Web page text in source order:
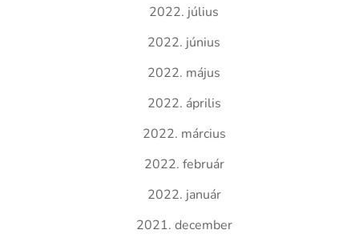
2022. július
2022. június
2022. május
2022. április
2022. március
2022. február
2022. január
2021. december